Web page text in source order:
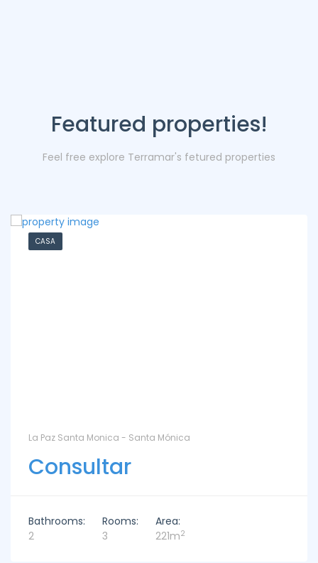
Featured properties!
Feel free explore Terramar's fetured properties
CASA
La Paz Santa Monica - Santa Mónica
Consultar
Bathrooms:
2
Rooms:
3
Area:
221m2